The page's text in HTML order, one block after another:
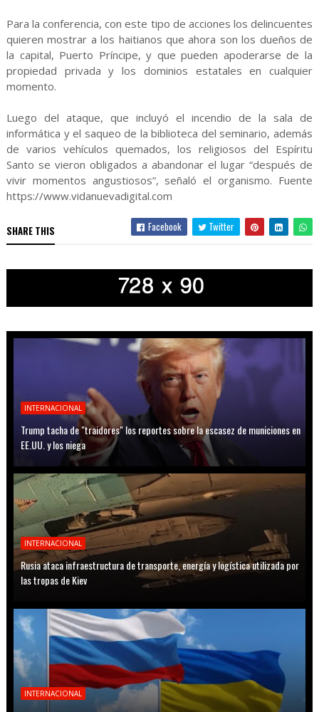
Para la conferencia, con este tipo de acciones los delincuentes
quieren mostrar a los haitianos que ahora son los dueños de
la capital, Puerto Príncipe, y que pueden apoderarse de la
propiedad privada y los dominios estatales en cualquier
momento.
Luego del ataque, que incluyó el incendio de la sala de
informática y el saqueo de la biblioteca del seminario, además
de varios vehículos quemados, los religiosos del Espíritu
Santo se vieron obligados a abandonar el lugar “después de
vivir momentos angustiosos”, señaló el organismo. Fuente
https://www.vidanuevadigital.com
SHARE THIS Facebook Twitter
INTERNACIONAL
Trump tacha de "traidores" los reportes sobre la escasez de municiones en
EE.UU. y los niega
INTERNACIONAL
Rusia ataca infraestructura de transporte, energía y logística utilizada por
las tropas de Kiev
INTERNACIONAL